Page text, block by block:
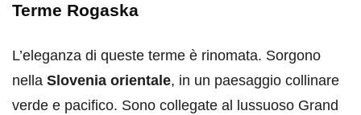
Terme Rogaska
L’eleganza di queste terme è rinomata. Sorgono
nella Slovenia orientale, in un paesaggio collinare
verde e pacifico. Sono collegate al lussuoso Grand